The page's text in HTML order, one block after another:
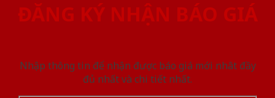
ĐĂNG KÝ NHẬN BÁO GIÁ
Nhập thông tin để nhận được báo giá mới nhât đầy
đủ nhất và chi tiết nhất.